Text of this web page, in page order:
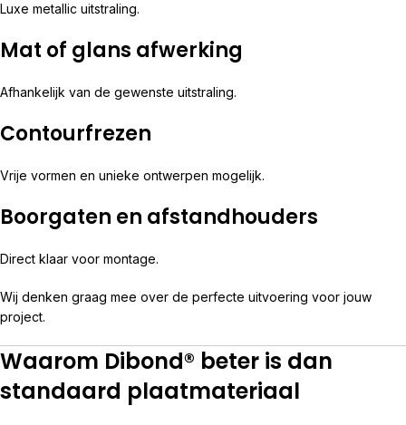
Luxe metallic uitstraling.
Mat of glans afwerking
Afhankelijk van de gewenste uitstraling.
Contourfrezen
Vrije vormen en unieke ontwerpen mogelijk.
Boorgaten en afstandhouders
Direct klaar voor montage.
Wij denken graag mee over de perfecte uitvoering voor jouw
project.
Waarom Dibond® beter is dan
standaard plaatmateriaal